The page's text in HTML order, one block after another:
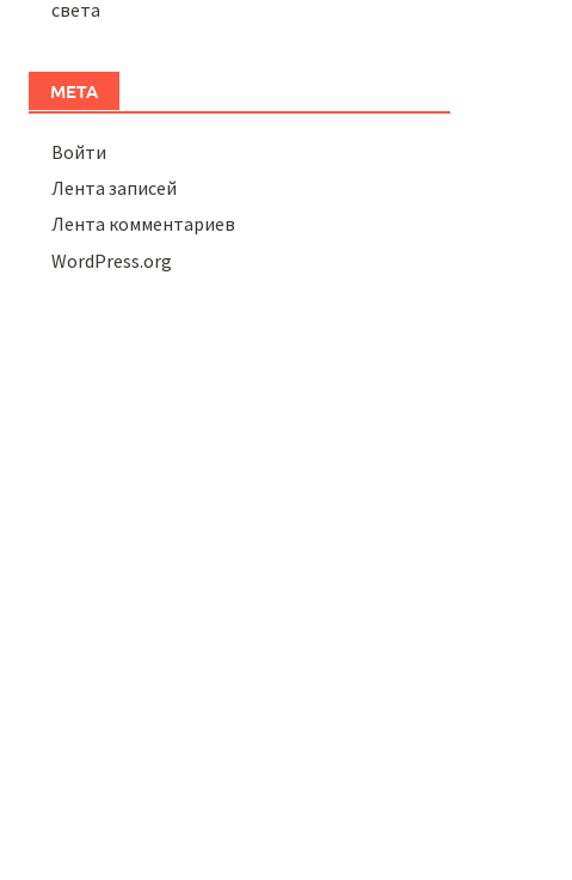
света
МЕТА
Войти
Лента записей
Лента комментариев
WordPress.org